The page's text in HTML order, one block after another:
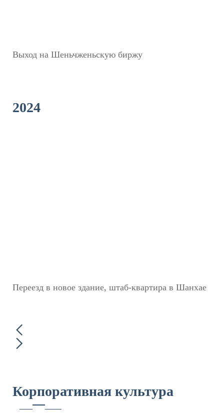
Выход на Шеньчженьскую биржу
2024
Переезд в новое здание, штаб-квартира в Шанхае
Корпоративная культура